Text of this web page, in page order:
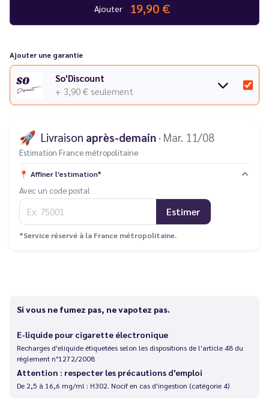
Vous rencontrez un souci avec votre cigarette électronique ?
Consultez notreguide des différentes pannes.
Découvrez toute la série
catalogue.
Ajouter 19,90 €
Ajouter une garantie
So'Discount
+ 3,90 € seulement
🚀 Livraison après-demain · Mar. 11/08
Estimation France métropolitaine
📍 Affiner l'estimation*
Avec un code postal
Estimer
*Service réservé à la France métropolitaine.
Si vous ne fumez pas, ne vapotez pas.
E-liquide pour cigarette électronique
Recharges d'eliquide étiquetées selon les dispositions de l'article 48 du
règlement n°1272/2008
Attention : respecter les précautions d'emploi
De 2,5 à 16,6 mg/ml : H302. Nocif en cas d'ingestion (catégorie 4)